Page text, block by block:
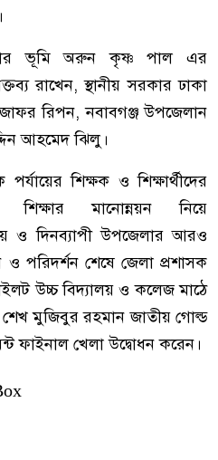
ভূমি অরুন কৃষ্ণ পাল এর
রাখেন, স্থানীয় সরকার ঢাকা
রিপন, নবাবগঞ্জ উপজেলান
আহমেদ ঝিলু।
শিক্ষক ও শিক্ষার্থীদের
মানোন্নয়ন নিয়ে
ও দিনব্যাপী উপজেলার আরও
পরিদর্শন শেষে জেলা প্রশাসক
উচ্চ বিদ্যালয় ও কলেজ মাঠে
মুজিবুর রহমান জাতীয় গোল্ড
ফাইনাল খেলা উদ্বোধন করেন।